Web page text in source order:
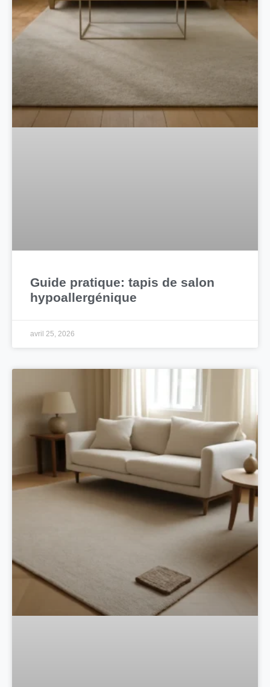
Guide pratique: tapis de salon
hypoallergénique
avril 25, 2026